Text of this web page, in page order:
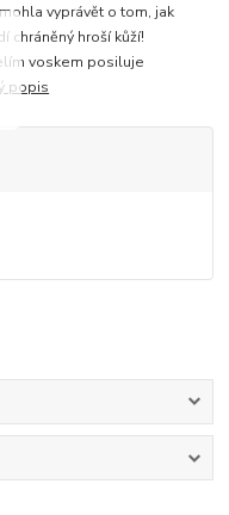
vyprávět o tom, jak
chráněný hroší kůží!
voskem posiluje
popis